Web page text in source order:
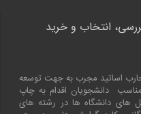
انتخاب و خرید
تجارب اساتید مجرب به جهت توسعه
دانشجویان اقدام به چاپ
های دانشگاه ها در رشته های